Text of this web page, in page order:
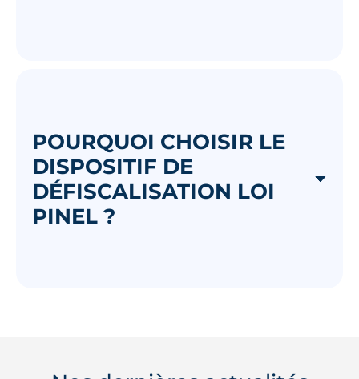
POURQUOI CHOISIR LE
DISPOSITIF DE
DÉFISCALISATION LOI
PINEL ?